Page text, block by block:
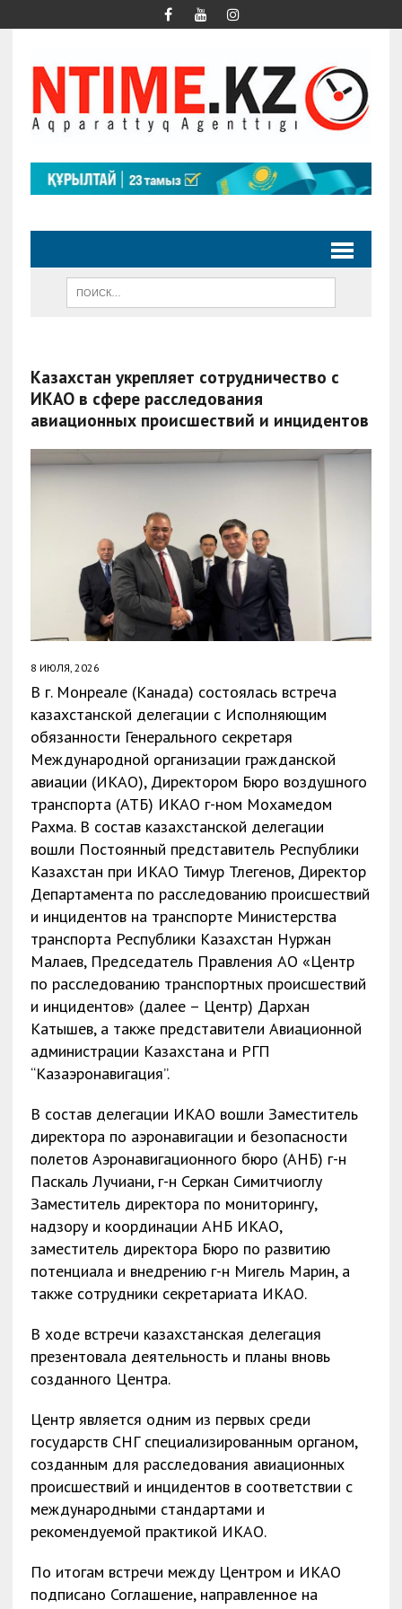
Казахстан укрепляет сотрудничество с
ИКАО в сфере расследования
авиационных происшествий и инцидентов
8 ИЮЛЯ, 2026
В г. Монреале (Канада) состоялась встреча
казахстанской делегации с Исполняющим
обязанности Генерального секретаря
Международной организации гражданской
авиации (ИКАО), Директором Бюро воздушного
транспорта (АТБ) ИКАО г-ном Мохамедом
Рахма. В состав казахстанской делегации
вошли Постоянный представитель Республики
Казахстан при ИКАО Тимур Тлегенов, Директор
Департамента по расследованию происшествий
и инцидентов на транспорте Министерства
транспорта Республики Казахстан Нуржан
Малаев, Председатель Правления АО «Центр
по расследованию транспортных происшествий
и инцидентов» (далее – Центр) Дархан
Катышев, а также представители Авиационной
администрации Казахстана и РГП
“Казаэронавигация”.
В состав делегации ИКАО вошли Заместитель
директора по аэронавигации и безопасности
полетов Аэронавигационного бюро (АНБ) г-н
Паскаль Лучиани, г-н Серкан Симитчиоглу
Заместитель директора по мониторингу,
надзору и координации АНБ ИКАО,
заместитель директора Бюро по развитию
потенциала и внедрению г-н Мигель Марин, а
также сотрудники секретариата ИКАО.
В ходе встречи казахстанская делегация
презентовала деятельность и планы вновь
созданного Центра.
Центр является одним из первых среди
государств СНГ специализированным органом,
созданным для расследования авиационных
происшествий и инцидентов в соответствии с
международными стандартами и
рекомендуемой практикой ИКАО.
По итогам встречи между Центром и ИКАО
подписано Соглашение, направленное на